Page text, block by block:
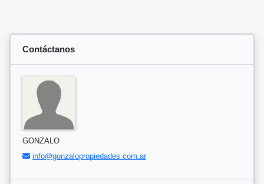
Contáctanos
GONZALO
info@gonzalopropiedades.com.ar